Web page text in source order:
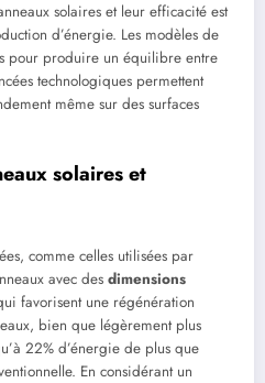
solaires et leur efficacité est
d’énergie. Les modèles de
pour produire un équilibre entre
technologiques permettent
même sur des surfaces
solaires et
comme celles utilisées par
avec des dimensions
favorisent une régénération
bien que légèrement plus
22% d’énergie de plus que
En considérant un